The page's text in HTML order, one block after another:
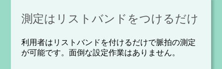
測定はリストバンドをつけるだけ
利用者はリストバンドを付けるだけで脈拍の測定
が可能です。面倒な設定作業はありません。